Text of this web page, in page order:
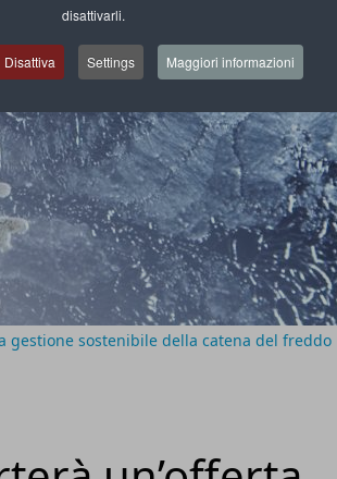
disattivarli.
Disattiva Settings Maggiori informazioni
gestione sostenibile della catena del freddo